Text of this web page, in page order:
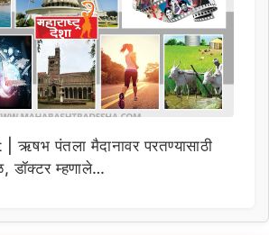
पंतला मैदानावर परतण्यासाठी
डॉक्टर म्हणाले…